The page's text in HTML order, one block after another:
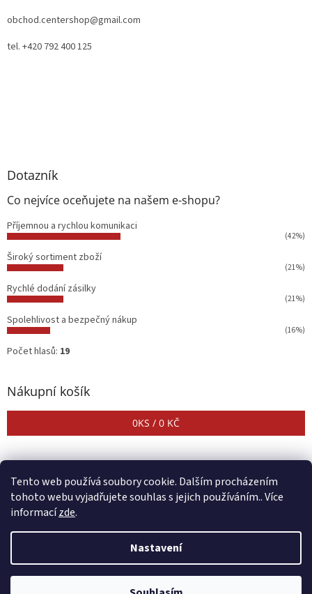
Tento web používá soubory cookie. Dalším procházením
tohoto webu vyjadřujete souhlas s jejich používáním.. Více
informacízde.
Nastavení
obchod.centershop@gmail.com
tel. +420 792 400 125
Dotazník
Co nejvíce oceňujete na našem e-shopu?
Příjemnou a rychlou komunikaci
(42%)
Široký sortiment zboží
(21%)
Rychlé dodání zásilky
(21%)
Spolehlivost a bezpečný nákup
(16%)
Počet hlasů: 19
Nákupní košík
0KS / 0 KČ
Copyright 2026CENTER SHOP. Všechna práva vyhrazena.Upravit